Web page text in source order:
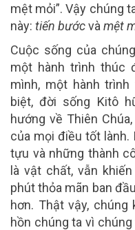
mệt mỏi”. Vậy chúng
này: tiến bướcvà mệt
Cuộc sống của
một hành trình thúc
mình, một hành
biệt, đời sống Kitô
hướng về Thiên
của mọi điều tốt
tựu và những thành
là vật chất, vẫn
phút thỏa mãn ban
hơn. Thật vậy,
hồn chúng ta vì